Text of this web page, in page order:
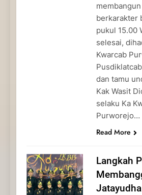
berkarakter
pukul 15.00
selesai,
Kwarcab
dan tamu
Kak Wasit
selaku Ka
Purworejo…
Read More
Langkah